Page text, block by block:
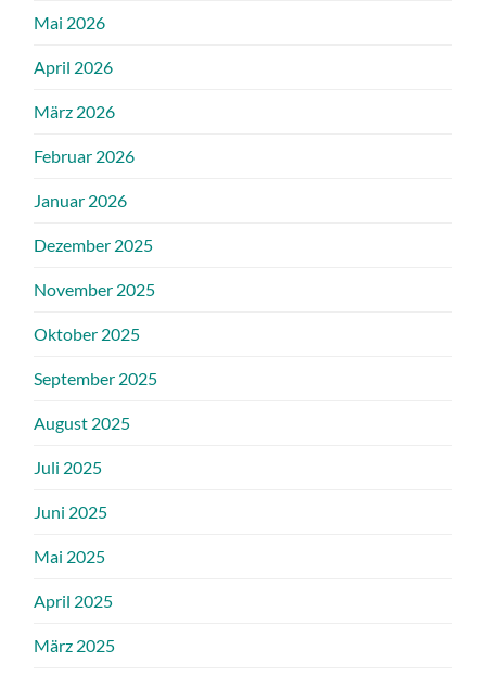
Mai 2026
April 2026
März 2026
Februar 2026
Januar 2026
Dezember 2025
November 2025
Oktober 2025
September 2025
August 2025
Juli 2025
Juni 2025
Mai 2025
April 2025
März 2025